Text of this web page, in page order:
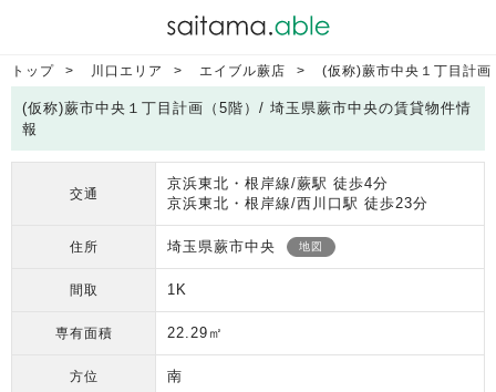
トップ 川口エリア エイブル蕨店 (仮称)蕨市中央１丁目計画
(仮称)蕨市中央１丁目計画（5階）/ 埼玉県蕨市中央の賃貸物件情
報
交通
京浜東北・根岸線/蕨駅 徒歩4分
京浜東北・根岸線/西川口駅 徒歩23分
住所 埼玉県蕨市中央 地図
間取 1K
専有面積 22.29㎡
方位 南